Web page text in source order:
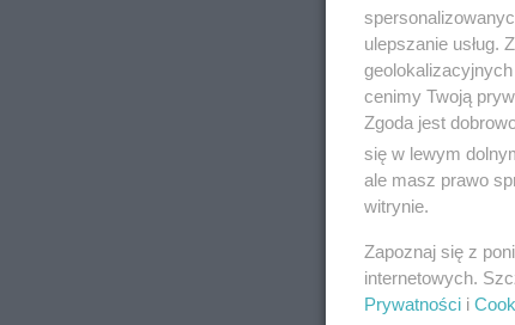
niezwłocznie
Aleksander
ulepszanie usług.
cenimy Twoją
Zgoda jest
się w lewym
ale masz prawo
witrynie.
Zapoznaj się z
internetowych.
Prywatności i